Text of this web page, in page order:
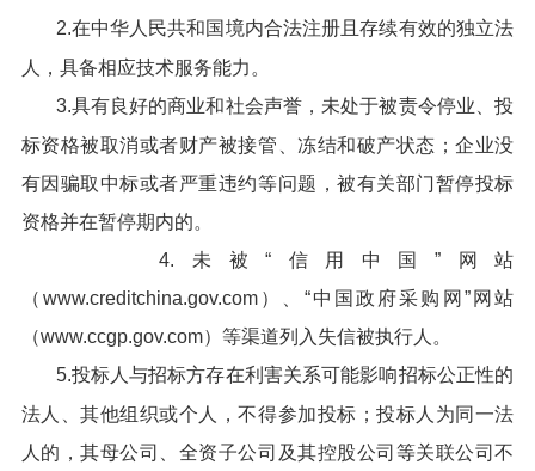
2.在中华人民共和国境内合法注册且存续有效的独立法
人，具备相应技术服务能力。
3.具有良好的商业和社会声誉，未处于被责令停业、投
标资格被取消或者财产被接管、冻结和破产状态；企业没
有因骗取中标或者严重违约等问题，被有关部门暂停投标
资格并在暂停期内的。
4.未被“信用中国”网站
（www.creditchina.gov.com）、“中国政府采购网”网站
（www.ccgp.gov.com）等渠道列入失信被执行人。
5.投标人与招标方存在利害关系可能影响招标公正性的
法人、其他组织或个人，不得参加投标；投标人为同一法
人的，其母公司、全资子公司及其控股公司等关联公司不